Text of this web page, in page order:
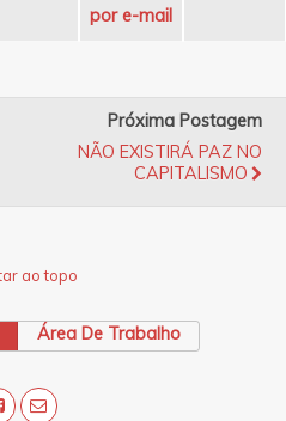
por e-mail
Próxima Postagem
NÃO EXISTIRÁ PAZ NO
CAPITALISMO
ao topo
Área De Trabalho